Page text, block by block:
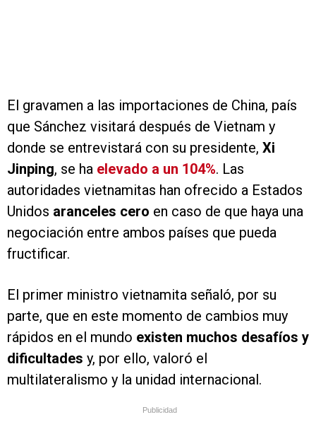
El gravamen a las importaciones de China, país
que Sánchez visitará después de Vietnam y
donde se entrevistará con su presidente, Xi
Jinping, se ha elevado a un 104%. Las
autoridades vietnamitas han ofrecido a Estados
Unidos aranceles cero en caso de que haya una
negociación entre ambos países que pueda
fructificar.
El primer ministro vietnamita señaló, por su
parte, que en este momento de cambios muy
rápidos en el mundo existen muchos desafíos y
dificultades y, por ello, valoró el
multilateralismo y la unidad internacional.
Publicidad